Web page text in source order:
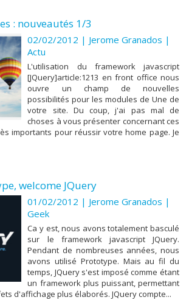
: nouveautés 1/3
02/02/2012 | Jerome Granados |
Actu
L'utilisation du framework javascript
[JQuery]article:1213 en front office nous
ouvre un champ de nouvelles
possibilités pour les modules de Une de
votre site. Du coup, j'ai pas mal de
choses à vous présenter concernant ces
importants pour réussir votre home page. Je
welcome JQuery
01/02/2012 | Jerome Granados |
Geek
Ca y est, nous avons totalement basculé
sur le framework javascript JQuery.
Pendant de nombreuses années, nous
avons utilisé Prototype. Mais au fil du
temps, JQuery s'est imposé comme étant
un framework plus puissant, permettant
d'affichage plus élaborés. JQuery compte...